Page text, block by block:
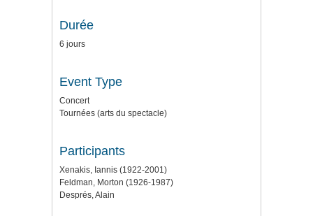
Durée
6 jours
Event Type
Concert
Tournées (arts du spectacle)
Participants
Xenakis, Iannis (1922-2001)
Feldman, Morton (1926-1987)
Després, Alain